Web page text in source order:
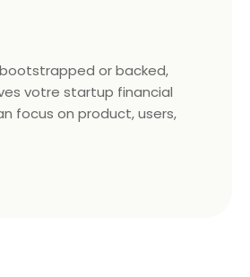
or backed,
votre startup financial
focus on product, users,